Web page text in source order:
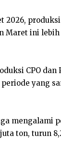
2026,
Maret ini
CPO dan
yang
mengalami
ton, turun